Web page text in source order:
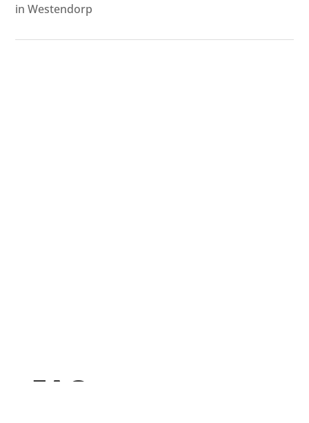
in Westendorp
FAQ